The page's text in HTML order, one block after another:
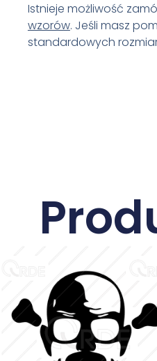
Istnieje możliwość
wzorów. Jeśli masz
standardowych